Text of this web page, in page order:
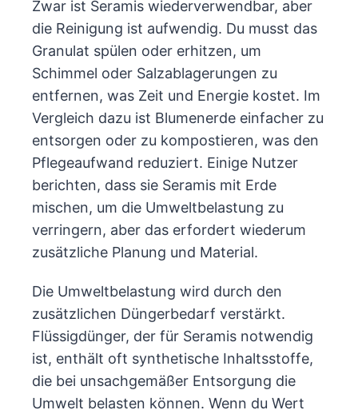
Zwar ist Seramis wiederverwendbar, aber
die Reinigung ist aufwendig. Du musst das
Granulat spülen oder erhitzen, um
Schimmel oder Salzablagerungen zu
entfernen, was Zeit und Energie kostet. Im
Vergleich dazu ist Blumenerde einfacher zu
entsorgen oder zu kompostieren, was den
Pflegeaufwand reduziert. Einige Nutzer
berichten, dass sie Seramis mit Erde
mischen, um die Umweltbelastung zu
verringern, aber das erfordert wiederum
zusätzliche Planung und Material.
Die Umweltbelastung wird durch den
zusätzlichen Düngerbedarf verstärkt.
Flüssigdünger, der für Seramis notwendig
ist, enthält oft synthetische Inhaltsstoffe,
die bei unsachgemäßer Entsorgung die
Umwelt belasten können. Wenn du Wert